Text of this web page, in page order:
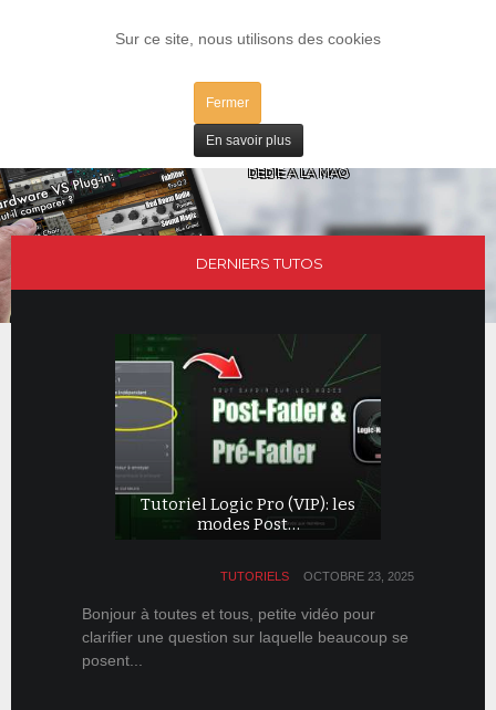
Sur ce site, nous utilisons des cookies
Fermer
En savoir plus
LOG IN
PHS N°4
LE MAGAZINE NUMÉRIQUE GRATUIT
DÉDIÉ À LA MAO
DERNIERS TUTOS
Tutoriel Logic Pro (VIP): les
modes Post…
TUTORIELS OCTOBRE 23, 2025
Bonjour à toutes et tous, petite vidéo pour
clarifier une question sur laquelle beaucoup se
posent...